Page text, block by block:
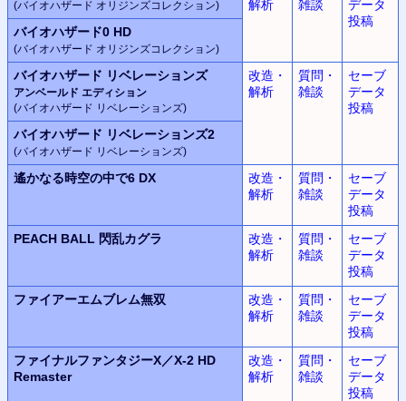
(バイオハザード オリジンズコレクション)
解析
雑談
データ
投稿
バイオハザード0 HD
(バイオハザード オリジンズコレクション)
バイオハザード リベレーションズ
アンベールド エディション
(バイオハザード リベレーションズ)
改造・
解析
質問・
雑談
セーブ
データ
投稿
バイオハザード リベレーションズ2
(バイオハザード リベレーションズ)
遙かなる時空の中で6 DX
改造・
解析
質問・
雑談
セーブ
データ
投稿
PEACH BALL 閃乱カグラ
改造・
解析
質問・
雑談
セーブ
データ
投稿
ファイアーエムブレム無双
改造・
解析
質問・
雑談
セーブ
データ
投稿
ファイナルファンタジーX／X-2 HD
Remaster
改造・
解析
質問・
雑談
セーブ
データ
投稿